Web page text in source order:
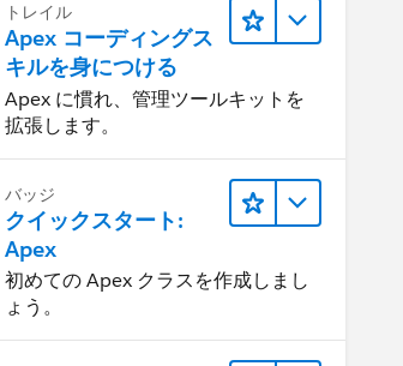
トレイル
Apex コーディングス
キルを身につける
Apex に慣れ、管理ツールキットを
拡張します。
バッジ
クイックスタート:
Apex
初めての Apex クラスを作成しまし
ょう。